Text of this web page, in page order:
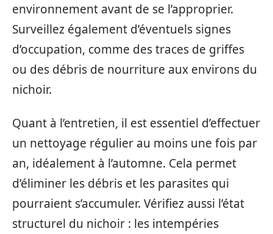
environnement avant de se l’approprier.
Surveillez également d’éventuels signes
d’occupation, comme des traces de griffes
ou des débris de nourriture aux environs du
nichoir.
Quant à l’entretien, il est essentiel d’effectuer
un nettoyage régulier au moins une fois par
an, idéalement à l’automne. Cela permet
d’éliminer les débris et les parasites qui
pourraient s’accumuler. Vérifiez aussi l’état
structurel du nichoir : les intempéries